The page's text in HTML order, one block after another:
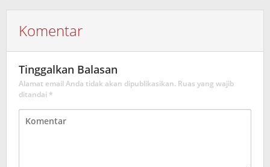
Komentar
Tinggalkan Balasan
Alamat email Anda tidak akan dipublikasikan. Ruas yang wajib
ditandai *